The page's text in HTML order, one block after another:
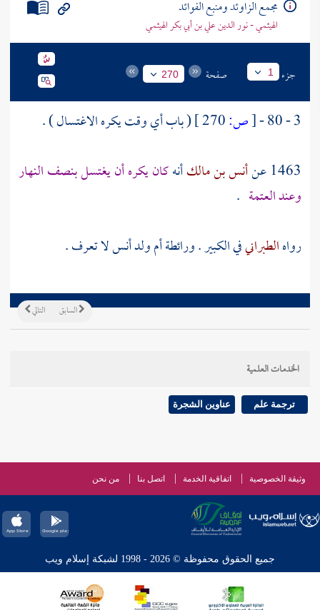
مجمع الزاوئد ومنبع الفوائد
الهيثمي - نور الدين علي بن أبي بكر الهيثمي
جزء 1 صفحة 270
3 - 80 -
[ص:
( باب أي وقت يكره الاغتسال ) .
1463 عن
أنس بن مالكأنهكان يكره أن يغتسل بنصف النهار
وعند العتمة .
رواهالطبرانيفي الكبير .ورائطة أم ولد أنسلا تعرف .
التالي السابق
الخدمات العلمية
ترجمة علم عناوين الشجرة
وثيقة الخصوصية اتفاقية الخدمة اتصل بنا من نحن
جميع الحقوق محفوظة © 2026 - 1998 لشبكة إسلام ويب